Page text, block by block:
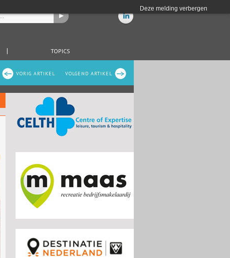
Deze melding verbergen
TOPICS
VOLGEND ARTIKEL
VORIG ARTIKEL